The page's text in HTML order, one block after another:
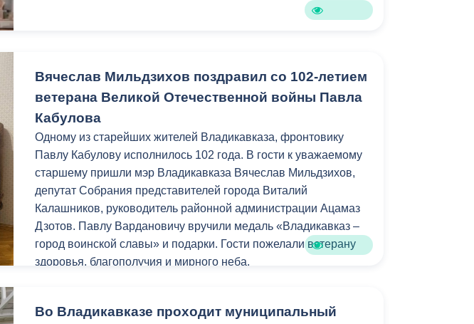
основу большого успеха в деле воспитания наших детей», -
107,где с участниками встретился председатель Парламента
РСО-Алания Таймураз Тускаев. Он ознакомился с
деятельностью детского сада и отметил, что руководство
дошкольного учреждения идет в ногу со временем, расширяя
границы цифровой образовательной среды.
«Воспитание начинается в дошкольном образовании. Именно
здесь закладываются основные человеческие принципы и
ценности. Поэтому наша задача, чтобы у детишек появился
азарт к познанию и прогрессу», - отметил
Таймураз Тускаев.
В детском саду прошли различные мастер-классы по
Вячеслав Мильдзихов поздравил со 102-летием
ветерана Великой Отечественной войны Павла
Кабулова
Одному из старейших жителей Владикавказа, фронтовику
Павлу Кабулову исполнилось 102 года. В гости к уважаемому
старшему пришли мэр Владикавказа Вячеслав Мильдзихов,
депутат Собрания представителей города Виталий
Калашников, руководитель районной администрации Ацамаз
Дзотов. Павлу Вардановичу вручили медаль «Владикавказ –
город воинской славы» и подарки. Гости пожелали ветерану
здоровья, благополучия и мирного неба.
году был призван в ряды Красной армии, где служил
Во Владикавказе проходит муниципальный